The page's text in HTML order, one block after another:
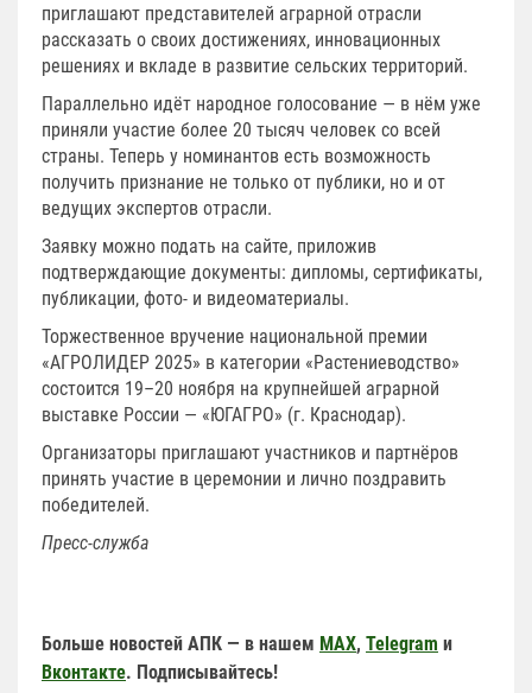
приглашают представителей аграрной отрасли
рассказать о своих достижениях, инновационных
решениях и вкладе в развитие сельских территорий.
Параллельно идёт народное голосование — в нём уже
приняли участие более 20 тысяч человек со всей
страны. Теперь у номинантов есть возможность
получить признание не только от публики, но и от
ведущих экспертов отрасли.
Заявку можно подать на сайте, приложив
подтверждающие документы: дипломы, сертификаты,
публикации, фото- и видеоматериалы.
Торжественное вручение национальной премии
«АГРОЛИДЕР 2025» в категории «Растениеводство»
состоится 19–20 ноября на крупнейшей аграрной
выставке России — «ЮГАГРО» (г. Краснодар).
Организаторы приглашают участников и партнёров
принять участие в церемонии и лично поздравить
победителей.
Пресс-служба
Больше новостей АПК — в нашем MAX, Telegram и
Вконтакте. Подписывайтесь!